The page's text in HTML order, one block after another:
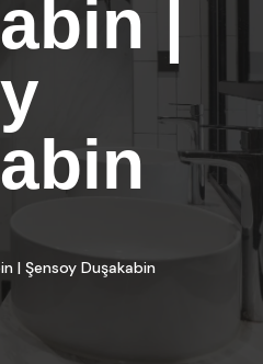
|
| Şensoy Duşakabin